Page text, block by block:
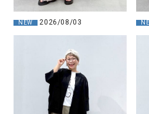
NEW 2026/08/03